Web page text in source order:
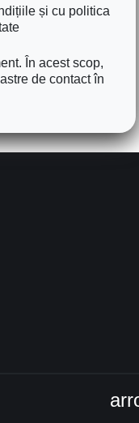
și cu politica
În acest scop,
de contact în